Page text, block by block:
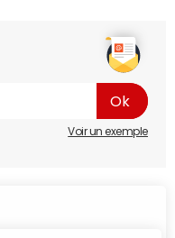
Voir un exemple